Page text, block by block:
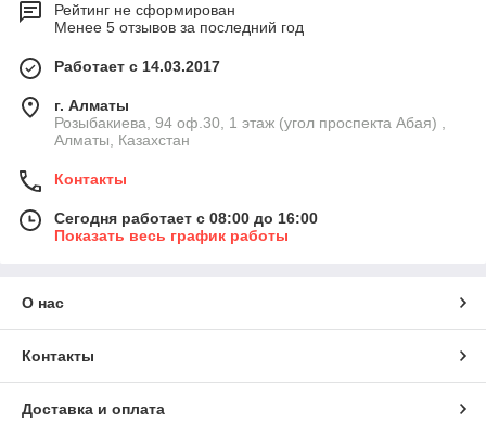
Рейтинг не сформирован
Менее 5 отзывов за последний год
Работает с 14.03.2017
г. Алматы
Розыбакиева, 94 оф.30, 1 этаж (угол проспекта Абая) ,
Алматы, Казахстан
Контакты
Сегодня работает с 08:00 до 16:00
Показать весь график работы
О нас
Контакты
Доставка и оплата